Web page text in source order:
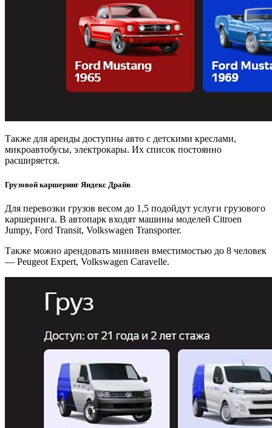
Также для аренды доступны авто с детскими креслами,
микроавтобусы, электрокары. Их список постоянно
расширяется.
Грузовой каршеринг Яндекс Драйв
Для перевозки грузов весом до 1,5 подойдут услуги грузового
каршеринга. В автопарк входят машины моделей Citroen
Jumpy, Ford Transit, Volkswagen Transporter.
Также можно арендовать минивен вместимостью до 8 человек
— Peugeot Expert, Volkswagen Caravelle.